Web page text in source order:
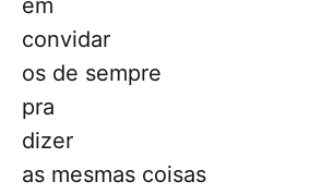
em
convidar
os de sempre
pra
dizer
as mesmas coisas